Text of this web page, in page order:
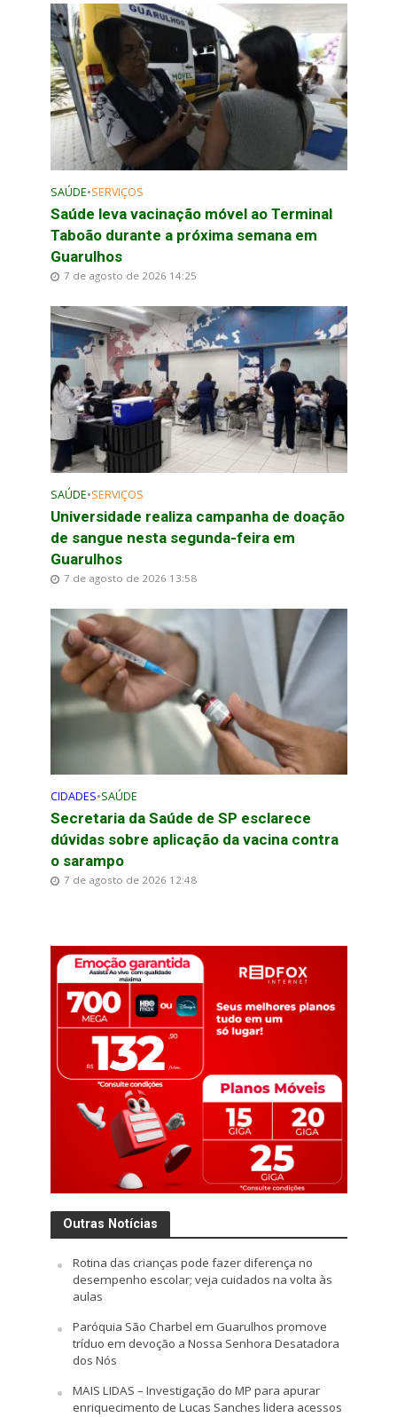
SAÚDE•SERVIÇOS
Saúde leva vacinação móvel ao Terminal
Taboão durante a próxima semana em
Guarulhos
7 de agosto de 2026 14:25
SAÚDE•SERVIÇOS
Universidade realiza campanha de doação
de sangue nesta segunda-feira em
Guarulhos
7 de agosto de 2026 13:58
CIDADES•SAÚDE
Secretaria da Saúde de SP esclarece
dúvidas sobre aplicação da vacina contra
o sarampo
7 de agosto de 2026 12:48
Outras Notícias
Rotina das crianças pode fazer diferença no
desempenho escolar; veja cuidados na volta às
aulas
Paróquia São Charbel em Guarulhos promove
tríduo em devoção a Nossa Senhora Desatadora
dos Nós
MAIS LIDAS – Investigação do MP para apurar
enriquecimento de Lucas Sanches lidera acessos